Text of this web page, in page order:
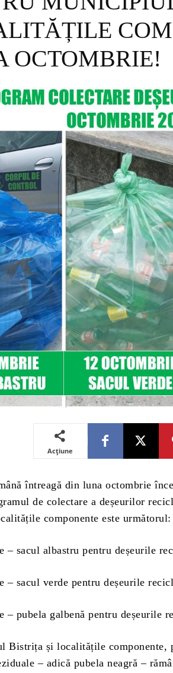
OCTOMBRIE!
Acțiune
întreagă din luna octombrie
de colectare a deșeurilor
componente este următorul:
– sacul albastru pentru deșeurile
– sacul verde pentru deșeurile
– pubela galbenă pentru deșeurile
Bistrița și localitățile componente,
– adică pubela neagră –